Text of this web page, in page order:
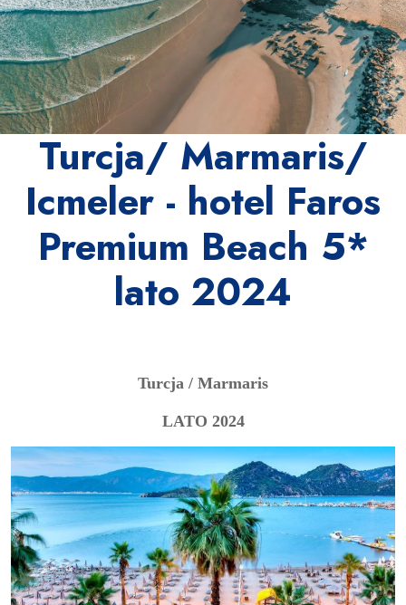
Turcja/ Marmaris/
Icmeler - hotel Faros
Premium Beach 5*
lato 2024
Turcja / Marmaris
LATO 2024